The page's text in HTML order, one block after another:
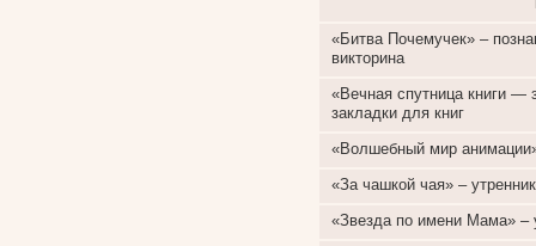
«Битва Почемучек» –
викторина
«Вечная спутница книги —
закладки для книг
«Волшебный мир
«За чашкой чая» –
«Звезда по имени Мама» –